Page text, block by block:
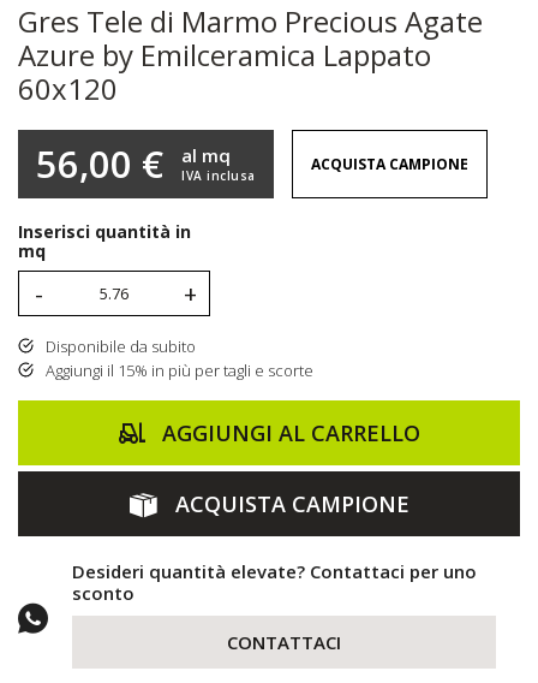
Gres Tele di Marmo Precious Agate
Azure by Emilceramica Lappato
60x120
56,00 € IVA inclusa
al mq ACQUISTA CAMPIONE
Inserisci quantità in
mq
- +
Disponibile da subito
Aggiungi il 15% in più per tagli e scorte
AGGIUNGI AL CARRELLO
ACQUISTA CAMPIONE
Desideri quantità elevate? Contattaci per uno
sconto
CONTATTACI